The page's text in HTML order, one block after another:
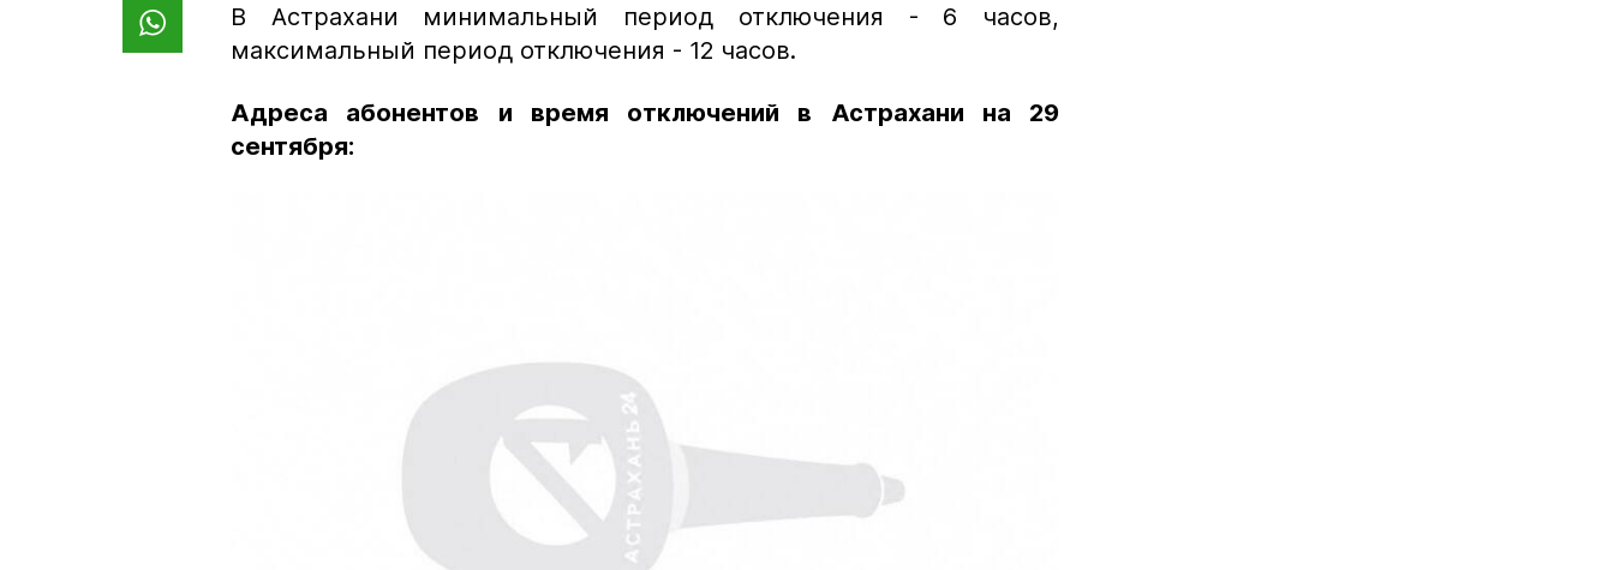
В Астрахани минимальный период отключения - 6 часов,
максимальный период отключения - 12 часов.
Адреса абонентов и время отключений в Астрахани на 29
сентября: